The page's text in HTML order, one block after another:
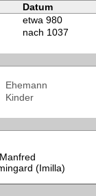
Datum
etwa 980
nach 1037
Ehemann
Kinder
(Imilla)